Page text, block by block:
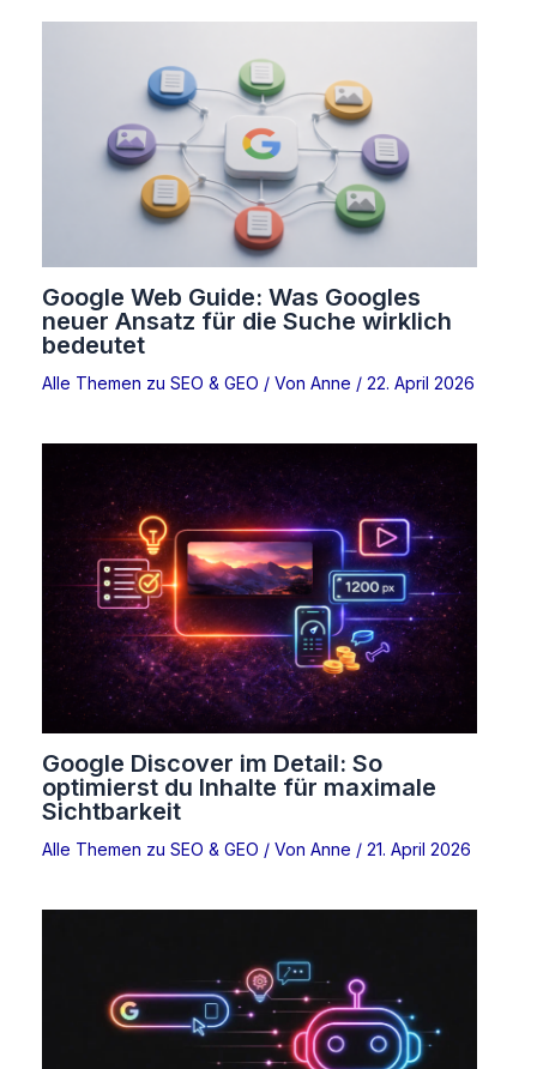
Google Web Guide: Was Googles
neuer Ansatz für die Suche wirklich
bedeutet
Alle Themen zu SEO & GEO / Von Anne / 22. April 2026
Google Discover im Detail: So
optimierst du Inhalte für maximale
Sichtbarkeit
Alle Themen zu SEO & GEO / Von Anne / 21. April 2026